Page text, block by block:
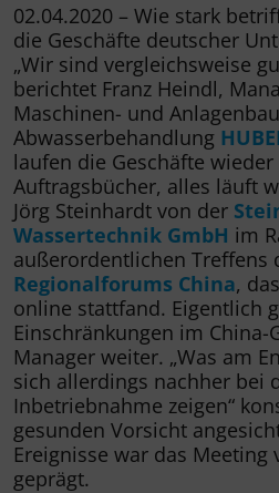
02.04.2020 – Wie stark
die Geschäfte deutscher
„Wir sind vergleichsweise
berichtet Franz Heindl,
Maschinen- und
Abwasserbehandlung
laufen die Geschäfte wieder
Auftragsbücher, alles läuft
Jörg Steinhardt von der
Wassertechnik GmbH im
außerordentlichen Treffens
Regionalforums China,
online stattfand. Eigentlich
Einschränkungen im China-
Manager weiter. „Was am
sich allerdings nachher bei
Inbetriebnahme zeigen“
gesunden Vorsicht
Ereignisse war das
geprägt.